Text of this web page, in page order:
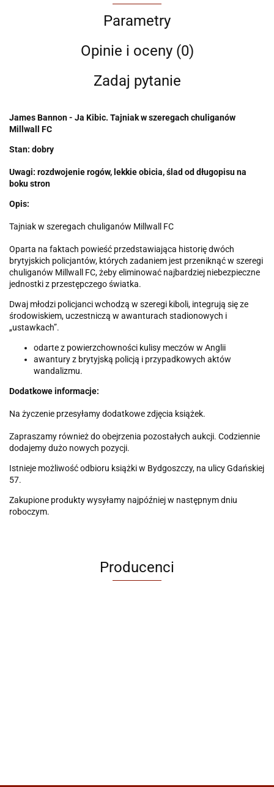
Parametry
Opinie i oceny (0)
Zadaj pytanie
James Bannon - Ja Kibic. Tajniak w szeregach chuliganów
Millwall FC
Stan: dobry
Uwagi: rozdwojenie rogów, lekkie obicia, ślad od długopisu na
boku stron
Opis:
Tajniak w szeregach chuliganów Millwall FC
Oparta na faktach powieść przedstawiająca historię dwóch
brytyjskich policjantów, których zadaniem jest przeniknąć w szeregi
chuliganów Millwall FC, żeby eliminować najbardziej niebezpieczne
jednostki z przestępczego światka.
Dwaj młodzi policjanci wchodzą w szeregi kiboli, integrują się ze
środowiskiem, uczestniczą w awanturach stadionowych i
„ustawkach”.
odarte z powierzchowności kulisy meczów w Anglii
awantury z brytyjską policją i przypadkowych aktów
wandalizmu.
Dodatkowe informacje:
Na życzenie przesyłamy dodatkowe zdjęcia książek.
Zapraszamy również do obejrzenia pozostałych aukcji. Codziennie
dodajemy dużo nowych pozycji.
Istnieje możliwość odbioru książki w Bydgoszczy, na ulicy Gdańskiej
57.
Zakupione produkty wysyłamy najpóźniej w następnym dniu
roboczym.
Producenci